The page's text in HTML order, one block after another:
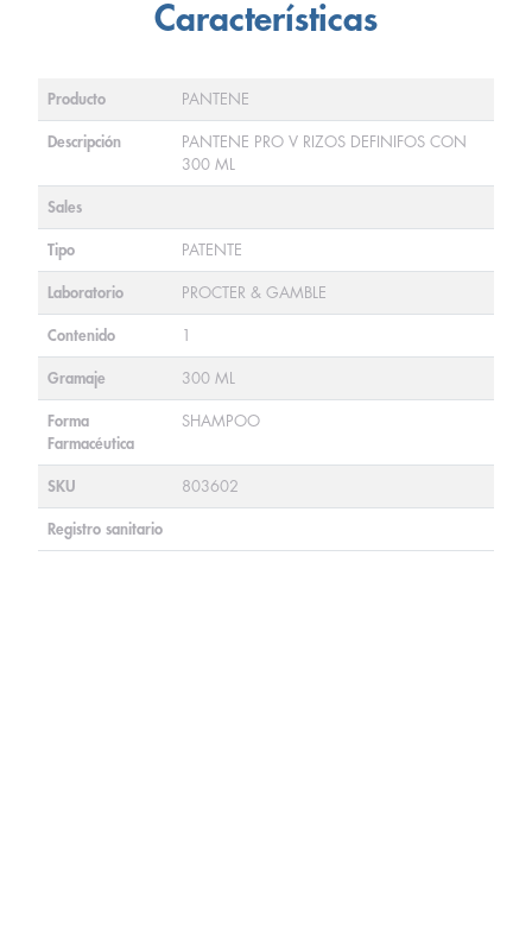
Características
Producto PANTENE
Descripción
PANTENE PRO V RIZOS DEFINIFOS CON
300 ML
Sales
Tipo PATENTE
Laboratorio PROCTER & GAMBLE
Contenido 1
Gramaje 300 ML
Forma
Farmacéutica
SHAMPOO
SKU 803602
Registro sanitario